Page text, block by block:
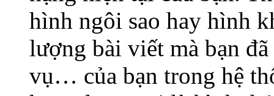
hình ngôi sao hay hình
lượng bài viết mà bạn
vụ… của bạn trong hệ